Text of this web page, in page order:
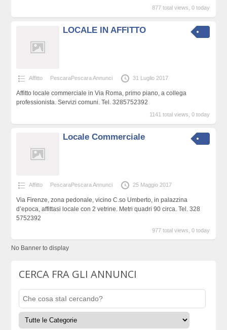
877 total views, 0 today
LOCALE IN AFFITTO
Affitto PescaraPescara Annunci 31 Luglio 2017
Affitto locale commerciale in Via Roma, primo piano, a collega
professionista. Servizi comuni. Tel. 3285752392
1141 total views, 0 today
Locale Commerciale
Affitto PescaraPescara Annunci 25 Maggio 2017
Via Firenze, zona pedonale, vicino C.so Umberto, in palazzina
d’epoca, affittasi locale con 2 vetrine. Metri quadri 90 circa. Tel. 328
5752392
977 total views, 0 today
No Banner to display
CERCA FRA GLI ANNUNCI